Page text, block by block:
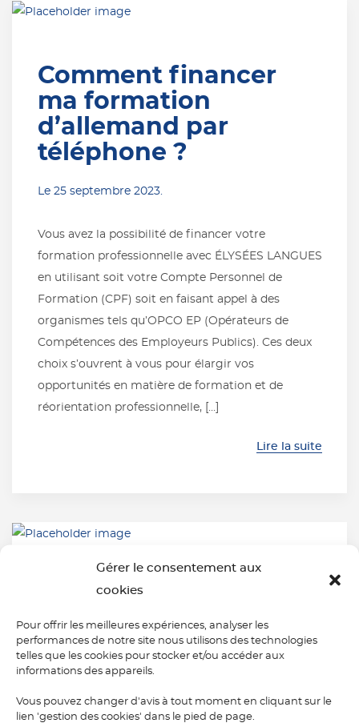
Gérer le consentement aux
cookies
Pour offrir les meilleures expériences, analyser les
performances de notre site nous utilisons des technologies
telles que les cookies pour stocker et/ou accéder aux
informations des appareils.
Vous pouvez changer d'avis à tout moment en cliquant sur le
lien 'gestion des cookies' dans le pied de page.
Comment financer
ma formation
d’allemand par
téléphone ?
Le 25 septembre 2023.
Vous avez la possibilité de financer votre
formation professionnelle avec ÉLYSÉES LANGUES
en utilisant soit votre Compte Personnel de
Formation (CPF) soit en faisant appel à des
organismes tels qu’OPCO EP (Opérateurs de
Compétences des Employeurs Publics). Ces deux
choix s’ouvrent à vous pour élargir vos
opportunités en matière de formation et de
réorientation professionnelle, […]
Lire la suite
Comment financer
ma formation
d’espagnol par
téléphone ?
Le25 septembre 2023.